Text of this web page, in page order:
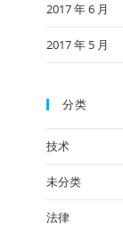
2017 年 6 月
2017 年 5 月
分类
技术
未分类
法律